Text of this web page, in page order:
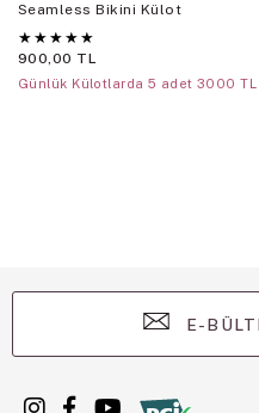
Seamless Bikini Külot
★ ★ ★ ★ ★
900,00 TL
Günlük Külotlarda 5 adet 3000 TL
E-